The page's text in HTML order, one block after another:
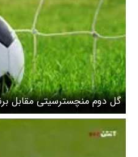
گل دوم منچسترسیتی مقابل